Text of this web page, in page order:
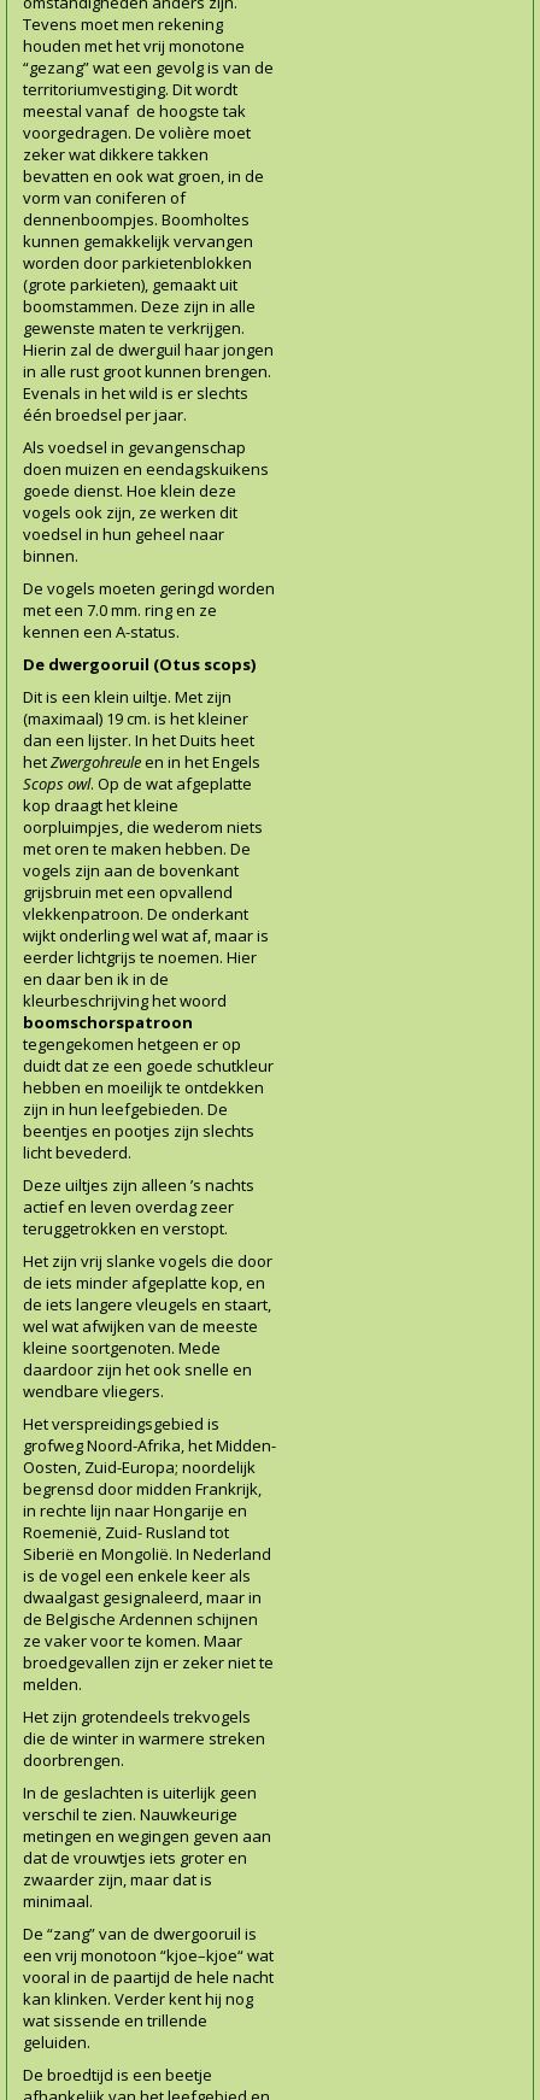
Tevens moet men rekening
houden met het vrij monotone
“gezang” wat een gevolg is van de
territoriumvestiging. Dit wordt
meestal vanaf de hoogste tak
voorgedragen. De volière moet
zeker wat dikkere takken
bevatten en ook wat groen, in de
vorm van coniferen of
dennenboompjes. Boomholtes
kunnen gemakkelijk vervangen
worden door parkietenblokken
(grote parkieten), gemaakt uit
boomstammen. Deze zijn in alle
gewenste maten te verkrijgen.
Hierin zal de dwerguil haar jongen
in alle rust groot kunnen brengen.
Evenals in het wild is er slechts
één broedsel per jaar.
Als voedsel in gevangenschap
doen muizen en eendagskuikens
goede dienst. Hoe klein deze
vogels ook zijn, ze werken dit
voedsel in hun geheel naar
binnen.
De vogels moeten geringd worden
met een 7.0 mm. ring en ze
kennen een A-status.
De dwergooruil (Otus scops)
Dit is een klein uiltje. Met zijn
(maximaal) 19 cm. is het kleiner
dan een lijster. In het Duits heet
hetZwergohreuleen in het Engels
Scops owl. Op de wat afgeplatte
kop draagt het kleine
oorpluimpjes, die wederom niets
met oren te maken hebben. De
vogels zijn aan de bovenkant
grijsbruin met een opvallend
vlekkenpatroon. De onderkant
wijkt onderling wel wat af, maar is
eerder lichtgrijs te noemen. Hier
en daar ben ik in de
kleurbeschrijving het woord
boomschorspatroon
tegengekomen hetgeen er op
duidt dat ze een goede schutkleur
hebben en moeilijk te ontdekken
zijn in hun leefgebieden. De
beentjes en pootjes zijn slechts
licht bevederd.
Deze uiltjes zijn alleen ’s nachts
actief en leven overdag zeer
teruggetrokken en verstopt.
Het zijn vrij slanke vogels die door
de iets minder afgeplatte kop, en
de iets langere vleugels en staart,
wel wat afwijken van de meeste
kleine soortgenoten. Mede
daardoor zijn het ook snelle en
wendbare vliegers.
Het verspreidingsgebied is
grofweg Noord-Afrika, het Midden-
Oosten, Zuid-Europa; noordelijk
begrensd door midden Frankrijk,
in rechte lijn naar Hongarije en
Roemenië, Zuid- Rusland tot
Siberië en Mongolië. In Nederland
is de vogel een enkele keer als
dwaalgast gesignaleerd, maar in
de Belgische Ardennen schijnen
ze vaker voor te komen. Maar
broedgevallen zijn er zeker niet te
melden.
Het zijn grotendeels trekvogels
die de winter in warmere streken
doorbrengen.
In de geslachten is uiterlijk geen
verschil te zien. Nauwkeurige
metingen en wegingen geven aan
dat de vrouwtjes iets groter en
zwaarder zijn, maar dat is
minimaal.
De “zang” van de dwergooruil is
een vrij monotoon “kjoe–kjoe“ wat
vooral in de paartijd de hele nacht
kan klinken. Verder kent hij nog
wat sissende en trillende
geluiden.
De broedtijd is een beetje